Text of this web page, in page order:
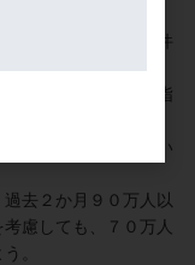
は前週比１万４千件
した。
保険申請数は先行指
るとの楽観論が勢い
去２か月９０万人以
慮しても、７０万人
。